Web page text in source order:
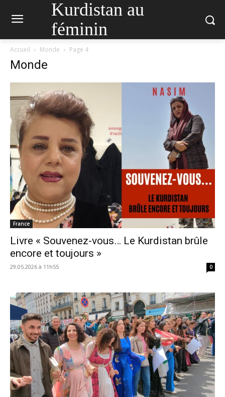
Kurdistan au
féminin
Accueil Monde Page 4
Monde
France
Livre « Souvenez-vous… Le Kurdistan brûle
encore et toujours »
29.05.2026 à 11h55 0